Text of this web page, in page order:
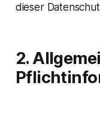
dieser
2.